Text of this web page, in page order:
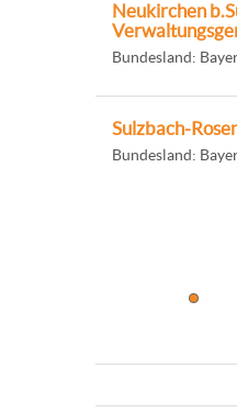
Neukirchen
Bundesland:
Sulzbach-
Bundesland: